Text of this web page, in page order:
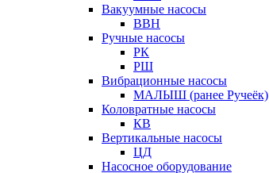
Вакуумные насосы
ВВН
Ручные насосы
РК
РШ
Вибрационные насосы
МАЛЫШ (ранее Ручеёк)
Коловратные насосы
КВ
Вертикальные насосы
ЦД
Насосное оборудование